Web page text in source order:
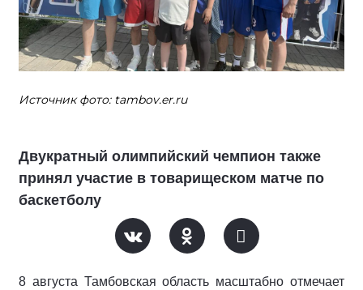
Источник фото: tambov.er.ru
Двукратный олимпийский чемпион также
принял участие в товарищеском матче по
баскетболу
8 августа Тамбовская область масштабно отмечает